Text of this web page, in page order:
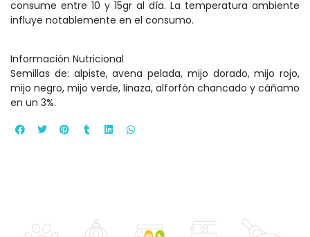
consume entre 10 y 15gr al día. La temperatura ambiente
influye notablemente en el consumo.
Información Nutricional
Semillas de: alpiste, avena pelada, mijo dorado, mijo rojo,
mijo negro, mijo verde, linaza, alforfón chancado y cáñamo
en un 3%.